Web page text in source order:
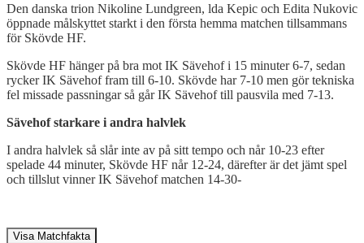
Den danska trion Nikoline Lundgreen, lda Kepic och Edita Nukovic
öppnade målskyttet starkt i den första hemma matchen tillsammans
för Skövde HF.
Skövde HF hänger på bra mot IK Sävehof i 15 minuter 6-7, sedan
rycker IK Sävehof fram till 6-10. Skövde har 7-10 men gör tekniska
fel missade passningar så går IK Sävehof till pausvila med 7-13.
Sävehof starkare i andra halvlek
I andra halvlek så slår inte av på sitt tempo och når 10-23 efter
spelade 44 minuter, Skövde HF når 12-24, därefter är det jämt spel
och tillslut vinner IK Sävehof matchen 14-30-
Visa Matchfakta